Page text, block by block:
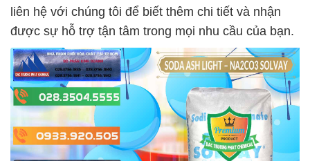
liên hệ với chúng tôi để biết thêm chi tiết và nhận
được sự hỗ trợ tận tâm trong mọi nhu cầu của bạn.